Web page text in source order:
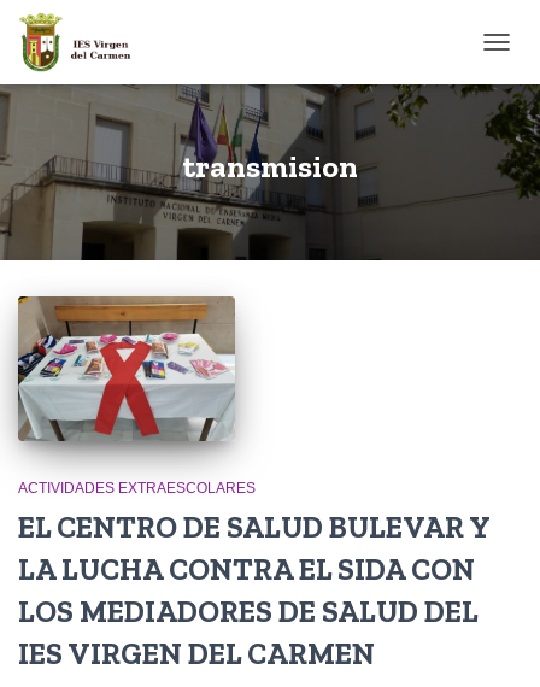
transmision
ACTIVIDADES EXTRAESCOLARES
EL CENTRO DE SALUD BULEVAR Y
LA LUCHA CONTRA EL SIDA CON
LOS MEDIADORES DE SALUD DEL
IES VIRGEN DEL CARMEN